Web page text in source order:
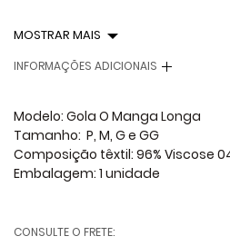
MOSTRAR MAIS
INFORMAÇÕES ADICIONAIS
Modelo: Gola O Manga Longa
Tamanho: P, M, G e GG
Composição têxtil: 96% Viscose
Embalagem: 1 unidade
CONSULTE O FRETE: